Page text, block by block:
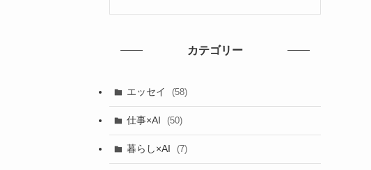
カテゴリー
エッセイ (58)
仕事×AI (50)
暮らし×AI (7)